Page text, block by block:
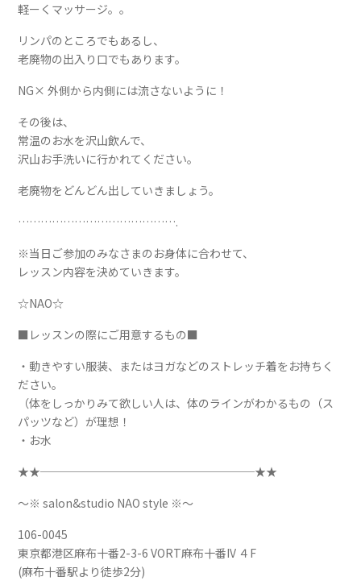
軽ーくマッサージ。。
リンパのところでもあるし、
老廃物の出入り口でもあります。
NG× 外側から内側には流さないように！
その後は、
常温のお水を沢山飲んで、
沢山お手洗いに行かれてください。
老廃物をどんどん出していきましょう。
…………………………………….
※当日ご参加のみなさまのお身体に合わせて、
レッスン内容を決めていきます。
☆NAO☆
■レッスンの際にご用意するもの■
・動きやすい服装、またはヨガなどのストレッチ着をお持ちく
ださい。
（体をしっかりみて欲しい人は、体のラインがわかるもの（ス
パッツなど）が理想！
・お水
★★───────────────────★★
～※ salon&studio NAO style ※～
106-0045
東京都港区麻布十番2-3-6 VORT麻布十番IV ４F
(麻布十番駅より徒歩2分)